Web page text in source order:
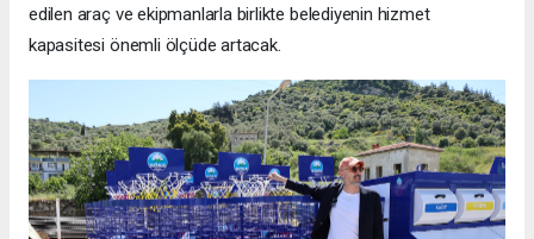
edilen araç ve ekipmanlarla birlikte belediyenin hizmet
kapasitesi önemli ölçüde artacak.